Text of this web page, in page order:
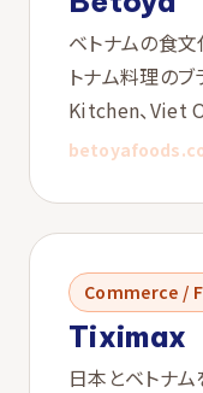
ベトナムの食文
トナム料理の
Kitchen、Viet
Commerce /
Tiximax
日本とベトナ